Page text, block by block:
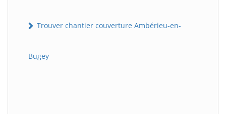
Trouver chantier couverture Ambérieu-en-
Bugey